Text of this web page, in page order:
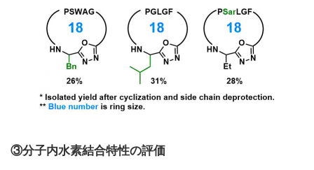
③分子内水素結合特性の評価